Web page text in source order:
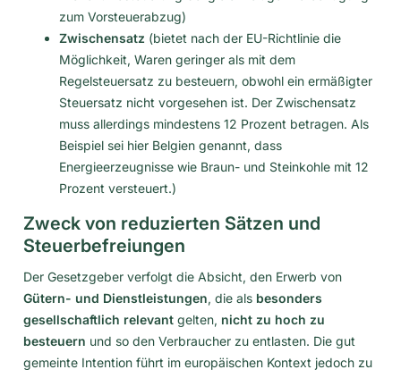
zum Vorsteuerabzug)
Zwischensatz (bietet nach der EU-Richtlinie die
Möglichkeit, Waren geringer als mit dem
Regelsteuersatz zu besteuern, obwohl ein ermäßigter
Steuersatz nicht vorgesehen ist. Der Zwischensatz
muss allerdings mindestens 12 Prozent betragen. Als
Beispiel sei hier Belgien genannt, dass
Energieerzeugnisse wie Braun- und Steinkohle mit 12
Prozent versteuert.)
Zweck von reduzierten Sätzen und
Steuerbefreiungen
Der Gesetzgeber verfolgt die Absicht, den Erwerb von
Gütern- und Dienstleistungen, die als besonders
gesellschaftlich relevant gelten, nicht zu hoch zu
besteuern und so den Verbraucher zu entlasten. Die gut
gemeinte Intention führt im europäischen Kontext jedoch zu